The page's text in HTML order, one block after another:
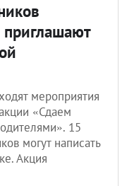
приглашают
мероприятия
«Сдаем
15
могут написать
Акция